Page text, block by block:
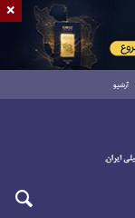
آرشیو
×